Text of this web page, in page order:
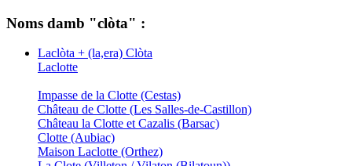
Noms damb "clòta" :
Laclòta + (la,era) Clòta
Laclotte
Impasse de la Clotte (Cestas)
Château de Clotte (Les Salles-de-Castillon)
Château la Clotte et Cazalis (Barsac)
Clotte (Aubiac)
Maison Laclotte (Orthez)